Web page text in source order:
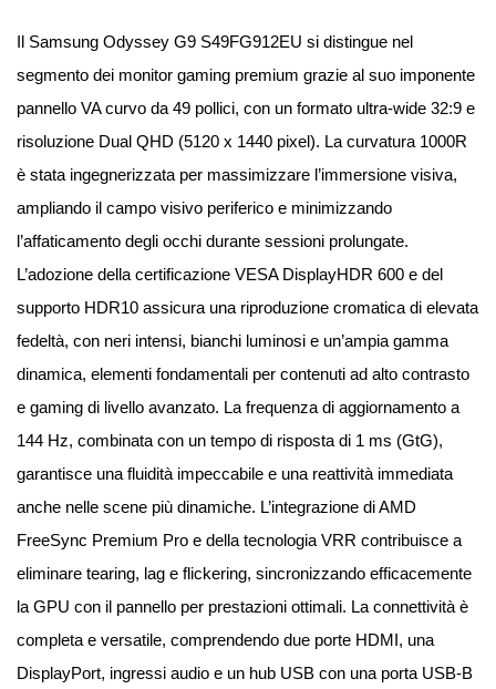
Il Samsung Odyssey G9 S49FG912EU si distingue nel
segmento dei monitor gaming premium grazie al suo imponente
pannello VA curvo da 49 pollici, con un formato ultra-wide 32:9 e
risoluzione Dual QHD (5120 x 1440 pixel). La curvatura 1000R
è stata ingegnerizzata per massimizzare l’immersione visiva,
ampliando il campo visivo periferico e minimizzando
l’affaticamento degli occhi durante sessioni prolungate.
L’adozione della certificazione VESA DisplayHDR 600 e del
supporto HDR10 assicura una riproduzione cromatica di elevata
fedeltà, con neri intensi, bianchi luminosi e un’ampia gamma
dinamica, elementi fondamentali per contenuti ad alto contrasto
e gaming di livello avanzato. La frequenza di aggiornamento a
144 Hz, combinata con un tempo di risposta di 1 ms (GtG),
garantisce una fluidità impeccabile e una reattività immediata
anche nelle scene più dinamiche. L’integrazione di AMD
FreeSync Premium Pro e della tecnologia VRR contribuisce a
eliminare tearing, lag e flickering, sincronizzando efficacemente
la GPU con il pannello per prestazioni ottimali. La connettività è
completa e versatile, comprendendo due porte HDMI, una
DisplayPort, ingressi audio e un hub USB con una porta USB-B